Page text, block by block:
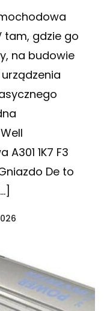
tam, gdzie go
na budowie
1K7 F3
De to